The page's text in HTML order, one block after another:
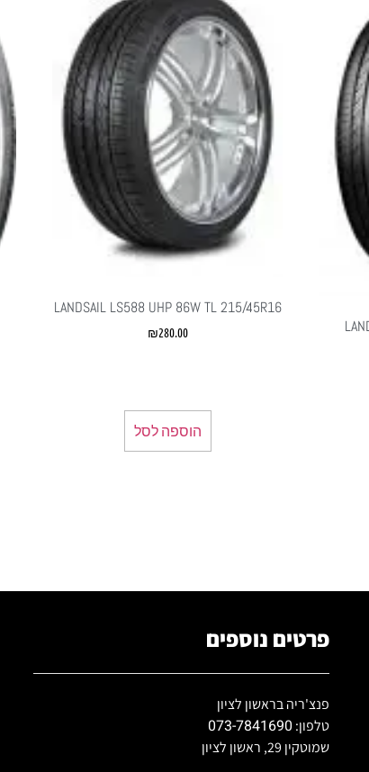
LANDSAIL LS588 UHP 86W TL 215/45R16
₪280.00
הוספה לסל
פרטים נוספים
פנצ'ריה בראשון לציון
טלפון:073-7841690
שמוטקין 29, ראשון לציון